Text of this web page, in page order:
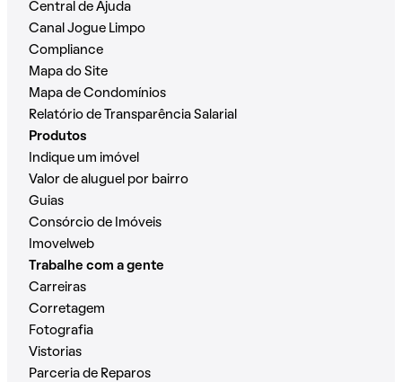
Central de Ajuda
Canal Jogue Limpo
Compliance
Mapa do Site
Mapa de Condomínios
Relatório de Transparência Salarial
Produtos
Indique um imóvel
Valor de aluguel por bairro
Guias
Consórcio de Imóveis
Imovelweb
Trabalhe com a gente
Carreiras
Corretagem
Fotografia
Vistorias
Parceria de Reparos